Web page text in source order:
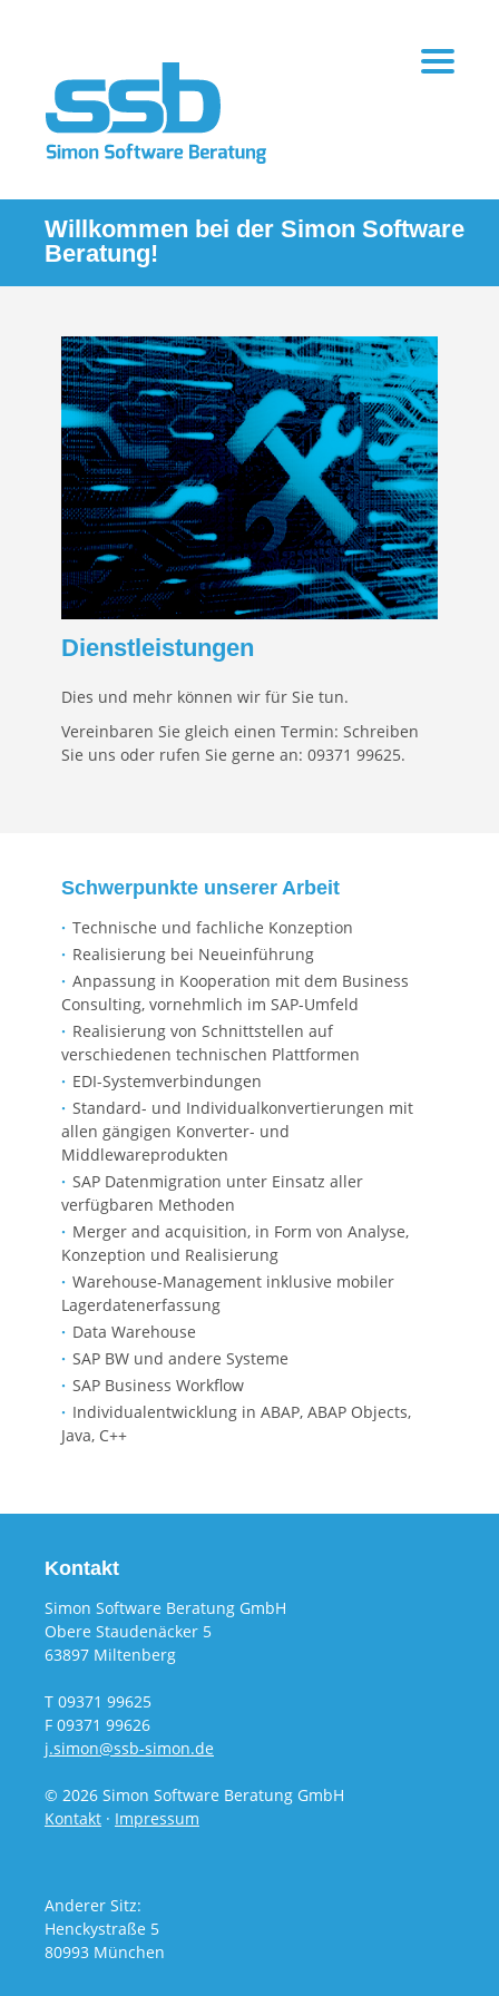
Willkommen bei der Simon Software
Beratung!
Dienstleistungen
Dies und mehr können wir für Sie tun.
Vereinbaren Sie gleich einen Termin: Schreiben
Sie uns oder rufen Sie gerne an: 09371 99625.
Schwerpunkte unserer Arbeit
Technische und fachliche Konzeption
Realisierung bei Neueinführung
Anpassung in Kooperation mit dem Business
Consulting, vornehmlich im SAP-Umfeld
Realisierung von Schnittstellen auf
verschiedenen technischen Plattformen
EDI-Systemverbindungen
Standard- und Individualkonvertierungen mit
allen gängigen Konverter- und
Middlewareprodukten
SAP Datenmigration unter Einsatz aller
verfügbaren Methoden
Merger and acquisition, in Form von Analyse,
Konzeption und Realisierung
Warehouse-Management inklusive mobiler
Lagerdatenerfassung
Data Warehouse
SAP BW und andere Systeme
SAP Business Workflow
Individualentwicklung in ABAP, ABAP Objects,
Java, C++
Kontakt
Simon Software Beratung GmbH
Obere Staudenäcker 5
63897 Miltenberg
T 09371 99625
F 09371 99626
j.simon@ssb-simon.de
© 2026 Simon Software Beratung GmbH
Kontakt · Impressum
Anderer Sitz:
Henckystraße 5
80993 München